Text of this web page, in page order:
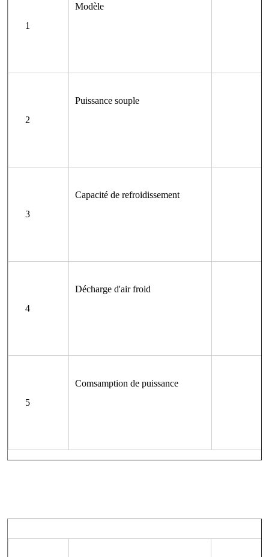
1
Modèle
2
Puissance souple
3
Capacité de refroidissement
4
Décharge d'air froid
5
Comsamption de puissance